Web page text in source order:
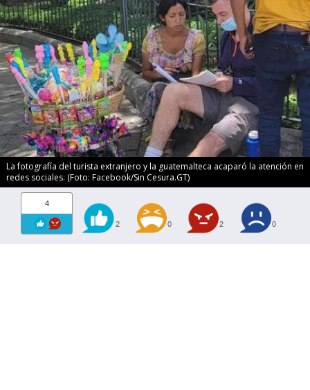
La fotografía del turista extranjero y la guatemalteca acaparó la atención en
redes sociales. (Foto: Facebook/Sin Cesura.GT)
4
2 0 2 0